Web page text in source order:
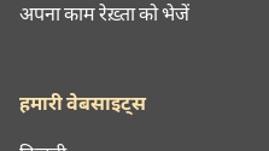
अपना काम रेख़्ता को भेजें
हमारी वेबसाइट्स